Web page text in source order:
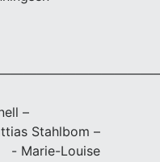
–
Stahlbom –
- Marie-Louise